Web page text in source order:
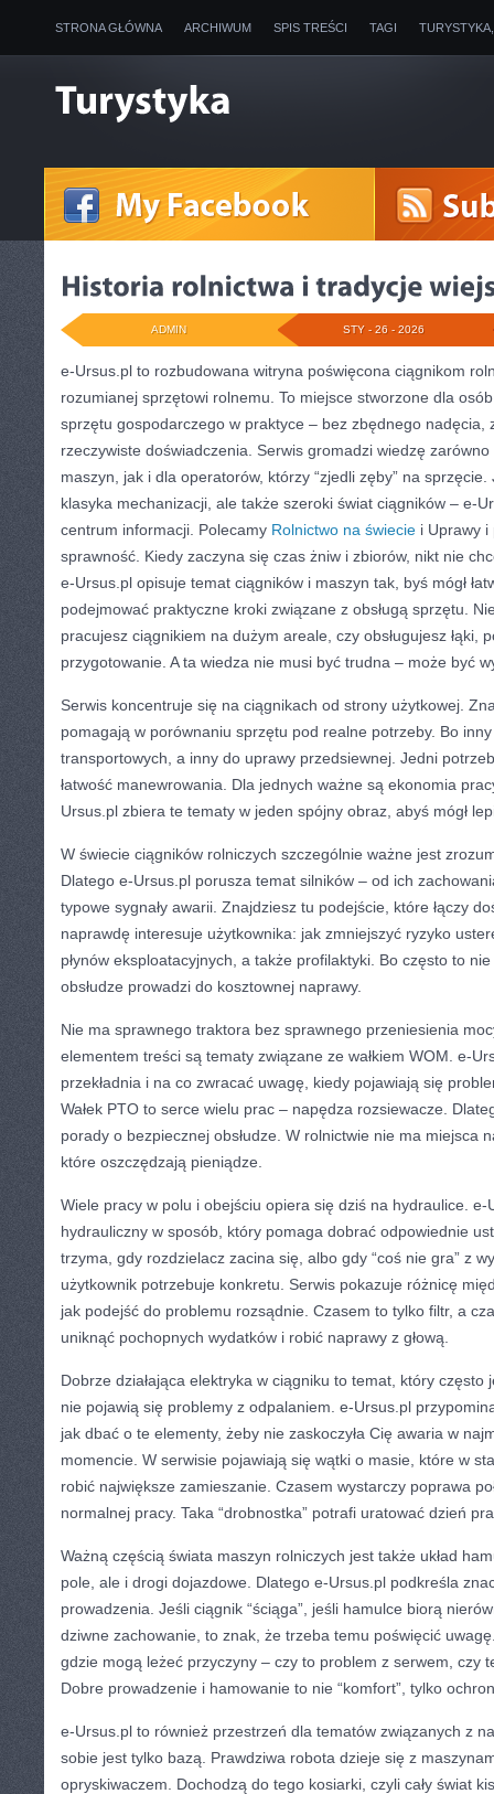
STRONA GŁÓWNA ARCHIWUM SPIS TREŚCI TAGI
STY - 26 - 2026
ADMIN
e-Ursus.pl to rozbudowana witryna poświęcona ciągnikom
rozumianej sprzętowi rolnemu. To miejsce stworzone dla
sprzętu gospodarczego w praktyce – bez zbędnego nadęcia,
rzeczywiste doświadczenia. Serwis gromadzi wiedzę
maszyn, jak i dla operatorów, którzy “zjedli zęby” na
klasyka mechanizacji, ale także szeroki świat ciągników – e-
centrum informacji. Polecamy Rolnictwo na świecie i Uprawy i
sprawność. Kiedy zaczyna się czas żniw i zbiorów, nikt nie
e-Ursus.pl opisuje temat ciągników i maszyn tak, byś mógł
podejmować praktyczne kroki związane z obsługą sprzętu.
pracujesz ciągnikiem na dużym areale, czy obsługujesz łąki,
przygotowanie. A ta wiedza nie musi być trudna – może być
Serwis koncentruje się na ciągnikach od strony użytkowej.
pomagają w porównaniu sprzętu pod realne potrzeby. Bo
transportowych, a inny do uprawy przedsiewnej. Jedni
łatwość manewrowania. Dla jednych ważne są ekonomia
Ursus.pl zbiera te tematy w jeden spójny obraz, abyś mógł
W świecie ciągników rolniczych szczególnie ważne jest
Dlatego e-Ursus.pl porusza temat silników – od ich
typowe sygnały awarii. Znajdziesz tu podejście, które łączy
naprawdę interesuje użytkownika: jak zmniejszyć ryzyko
płynów eksploatacyjnych, a także profilaktyki. Bo często to nie
obsłudze prowadzi do kosztownej naprawy.
Nie ma sprawnego traktora bez sprawnego przeniesienia
elementem treści są tematy związane ze wałkiem WOM. e-
przekładnia i na co zwracać uwagę, kiedy pojawiają się
Wałek PTO to serce wielu prac – napędza rozsiewacze.
porady o bezpiecznej obsłudze. W rolnictwie nie ma miejsca
które oszczędzają pieniądze.
Wiele pracy w polu i obejściu opiera się dziś na hydraulice. e-
hydrauliczny w sposób, który pomaga dobrać odpowiednie
trzyma, gdy rozdzielacz zacina się, albo gdy “coś nie gra” z
użytkownik potrzebuje konkretu. Serwis pokazuje różnicę
jak podejść do problemu rozsądnie. Czasem to tylko filtr, a
uniknąć pochopnych wydatków i robić naprawy z głową.
Dobrze działająca elektryka w ciągniku to temat, który często
nie pojawią się problemy z odpalaniem. e-Ursus.pl
jak dbać o te elementy, żeby nie zaskoczyła Cię awaria w
momencie. W serwisie pojawiają się wątki o masie, które w
robić największe zamieszanie. Czasem wystarczy poprawa
normalnej pracy. Taka “drobnostka” potrafi uratować dzień
Ważną częścią świata maszyn rolniczych jest także układ
pole, ale i drogi dojazdowe. Dlatego e-Ursus.pl podkreśla
prowadzenia. Jeśli ciągnik “ściąga”, jeśli hamulce biorą
dziwne zachowanie, to znak, że trzeba temu poświęcić
gdzie mogą leżeć przyczyny – czy to problem z serwem, czy
Dobre prowadzenie i hamowanie to nie “komfort”, tylko
e-Ursus.pl to również przestrzeń dla tematów związanych z
sobie jest tylko bazą. Prawdziwa robota dzieje się z
opryskiwaczem. Dochodzą do tego kosiarki, czyli cały świat